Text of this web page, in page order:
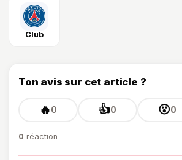
Club
Ton avis sur cet article ?
🔥0 👍0 😮0
0 réaction